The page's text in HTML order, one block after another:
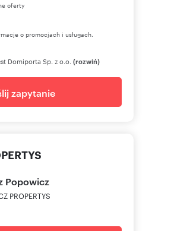
oferty
o promocjach i usługach.
Domiporta Sp. z o.o. (rozwiń)
zapytanie
Popowicz
PROPERTYS